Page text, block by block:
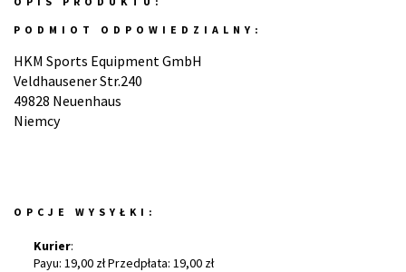
PODMIOT ODPOWIEDZIALNY:
HKM Sports Equipment GmbH
Veldhausener Str.240
49828 Neuenhaus
Niemcy
OPCJE WYSYŁKI:
Kurier:
Payu: 19,00 zł Przedpłata: 19,00 zł